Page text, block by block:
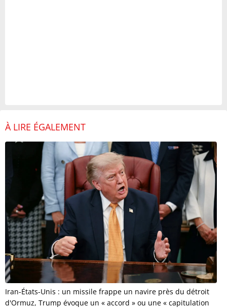
À LIRE ÉGALEMENT
Iran-États-Unis : un missile frappe un navire près du détroit
d'Ormuz, Trump évoque un « accord » ou une « capitulation